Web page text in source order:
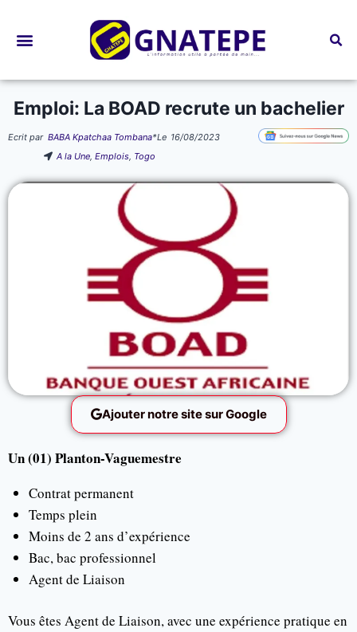
Emploi: La BOAD recrute un bachelier
Ecrit par BABA Kpatchaa Tombana*Le 16/08/2023
A la Une,Emplois, Togo
Ajouter notre site sur Google
Un (01) Planton-Vaguemestre
Contrat permanent
Temps plein
Moins de 2 ans d’expérience
Bac, bac professionnel
Agent de Liaison
Vous êtes Agent de Liaison, avec une expérience pratique en